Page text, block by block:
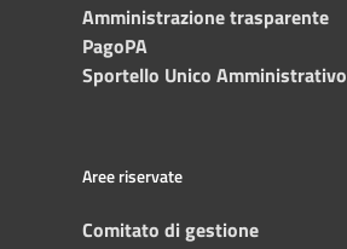
Amministrazione trasparente
PagoPA
Sportello Unico Amministrativo
Aree riservate
Comitato di gestione